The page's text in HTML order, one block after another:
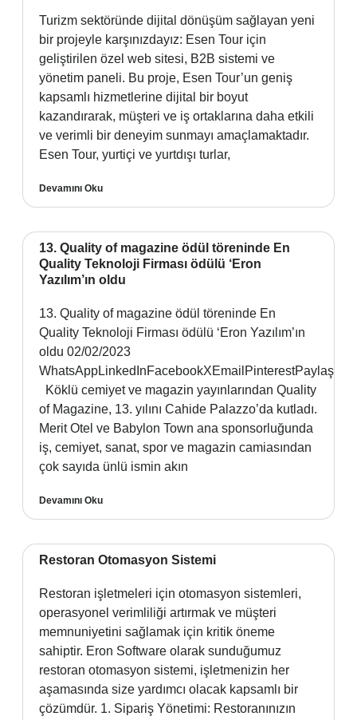
Turizm sektöründe dijital dönüşüm sağlayan yeni
bir projeyle karşınızdayız: Esen Tour için
geliştirilen özel web sitesi, B2B sistemi ve
yönetim paneli. Bu proje, Esen Tour’un geniş
kapsamlı hizmetlerine dijital bir boyut
kazandırarak, müşteri ve iş ortaklarına daha etkili
ve verimli bir deneyim sunmayı amaçlamaktadır.
Esen Tour, yurtiçi ve yurtdışı turlar,
Devamını Oku
13. Quality of magazine ödül töreninde En
Quality Teknoloji Firması ödülü ‘Eron
Yazılım’ın oldu
13. Quality of magazine ödül töreninde En
Quality Teknoloji Firması ödülü ‘Eron Yazılım’ın
oldu 02/02/2023
WhatsAppLinkedInFacebookXEmailPinterestPaylaş
Köklü cemiyet ve magazin yayınlarından Quality
of Magazine, 13. yılını Cahide Palazzo’da kutladı.
Merit Otel ve Babylon Town ana sponsorluğunda
iş, cemiyet, sanat, spor ve magazin camiasından
çok sayıda ünlü ismin akın
Devamını Oku
Restoran Otomasyon Sistemi
Restoran işletmeleri için otomasyon sistemleri,
operasyonel verimliliği artırmak ve müşteri
memnuniyetini sağlamak için kritik öneme
sahiptir. Eron Software olarak sunduğumuz
restoran otomasyon sistemi, işletmenizin her
aşamasında size yardımcı olacak kapsamlı bir
çözümdür. 1. Sipariş Yönetimi: Restoranınızın